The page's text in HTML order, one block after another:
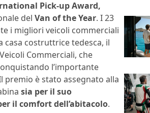
Pick-up Award,
del Van of the Year. I 23
i migliori veicoli commerciali
casa costruttrice tedesca, il
Commerciali, che
l’importante
è stato assegnato alla
sia per il suo
il comfort dell’abitacolo.